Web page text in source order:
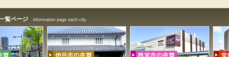
覧ページ information page each city